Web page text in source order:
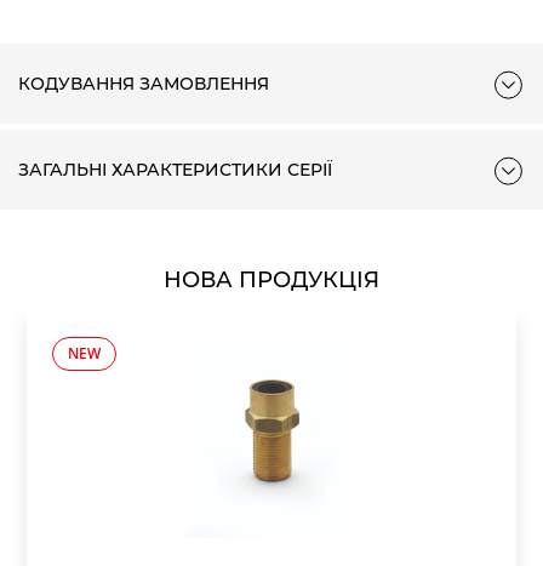
КОДУВАННЯ ЗАМОВЛЕННЯ
ЗАГАЛЬНІ ХАРАКТЕРИСТИКИ СЕРІЇ
НОВА ПРОДУКЦІЯ
NEW